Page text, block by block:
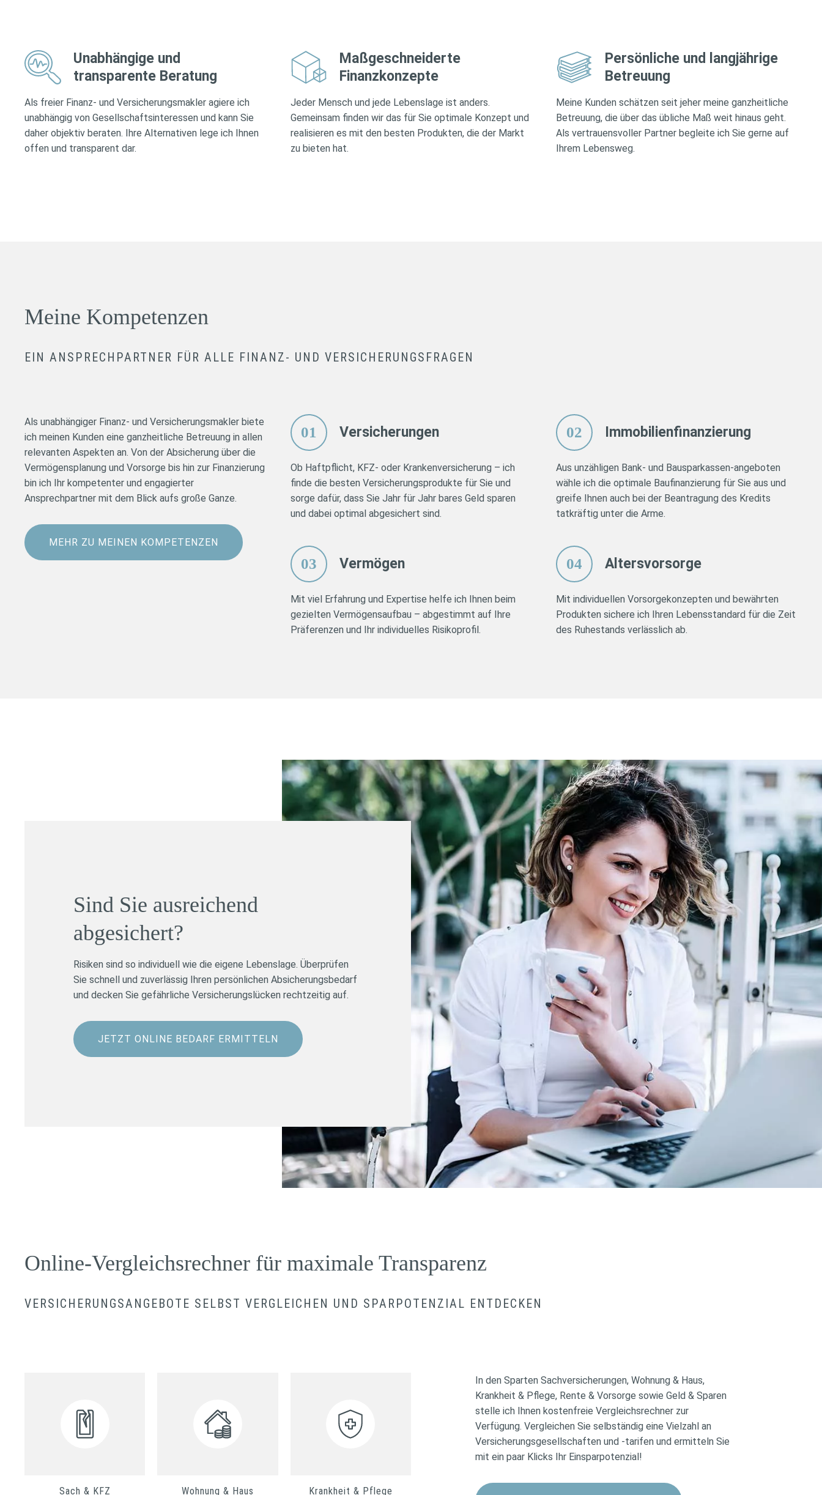
Unabhängige und
transparente Beratung
Als freier Finanz- und Versicherungsmakler agiere ich
unabhängig von Gesellschaftsinteressen und kann Sie
daher objektiv beraten. Ihre Alternativen lege ich Ihnen
offen und transparent dar.
Maßgeschneiderte
Finanzkonzepte
Jeder Mensch und jede Lebenslage ist anders.
Gemeinsam finden wir das für Sie optimale Konzept und
realisieren es mit den besten Produkten, die der Markt
zu bieten hat.
Persönliche und langjährige
Betreuung
Meine Kunden schätzen seit jeher meine ganzheitliche
Betreuung, die über das übliche Maß weit hinaus geht.
Als vertrauensvoller Partner begleite ich Sie gerne auf
Ihrem Lebensweg.
Meine Kompetenzen
EIN ANSPRECHPARTNER FÜR ALLE FINANZ- UND VERSICHERUNGSFRAGEN
Als unabhängiger Finanz- und Versicherungsmakler biete
ich meinen Kunden eine ganzheitliche Betreuung in allen
relevanten Aspekten an. Von der Absicherung über die
Vermögensplanung und Vorsorge bis hin zur Finanzierung
bin ich Ihr kompetenter und engagierter
Ansprechpartner mit dem Blick aufs große Ganze.
MEHR ZU MEINEN KOMPETENZEN
01 Versicherungen
Ob Haftpflicht, KFZ- oder Krankenversicherung – ich
finde die besten Versicherungsprodukte für Sie und
sorge dafür, dass Sie Jahr für Jahr bares Geld sparen
und dabei optimal abgesichert sind.
02 Immobilienfinanzierung
Aus unzähligen Bank- und Bausparkassen-angeboten
wähle ich die optimale Baufinanzierung für Sie aus und
greife Ihnen auch bei der Beantragung des Kredits
tatkräftig unter die Arme.
03 Vermögen
Mit viel Erfahrung und Expertise helfe ich Ihnen beim
gezielten Vermögensaufbau – abgestimmt auf Ihre
Präferenzen und Ihr individuelles Risikoprofil.
04 Altersvorsorge
Mit individuellen Vorsorgekonzepten und bewährten
Produkten sichere ich Ihren Lebensstandard für die Zeit
des Ruhestands verlässlich ab.
Sind Sie ausreichend
abgesichert?
Risiken sind so individuell wie die eigene Lebenslage. Überprüfen
Sie schnell und zuverlässig Ihren persönlichen Absicherungsbedarf
und decken Sie gefährliche Versicherungslücken rechtzeitig auf.
JETZT ONLINE BEDARF ERMITTELN
Online-Vergleichsrechner für maximale Transparenz
VERSICHERUNGSANGEBOTE SELBST VERGLEICHEN UND SPARPOTENZIAL ENTDECKEN
Sach & KFZ Wohnung & Haus Krankheit & Pflege
In den Sparten Sachversicherungen, Wohnung & Haus,
Krankheit & Pflege, Rente & Vorsorge sowie Geld & Sparen
stelle ich Ihnen kostenfreie Vergleichsrechner zur
Verfügung. Vergleichen Sie selbständig eine Vielzahl an
Versicherungsgesellschaften und -tarifen und ermitteln Sie
mit ein paar Klicks Ihr Einsparpotenzial!